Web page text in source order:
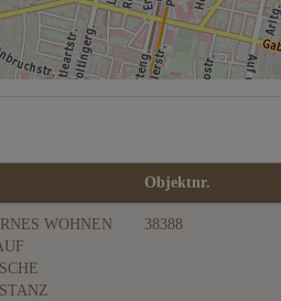
Objektnr.
38388